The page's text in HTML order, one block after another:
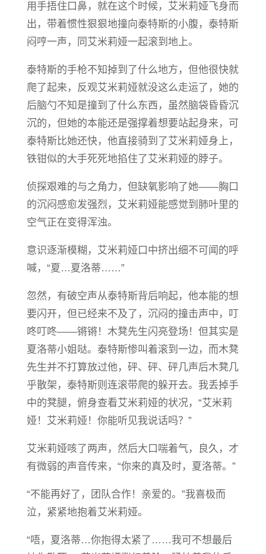
用手捂住口鼻，就在这个时候，艾米莉娅飞身而
出，带着惯性狠狠地撞向泰特斯的小腹，泰特斯
闷哼一声，同艾米莉娅一起滚到地上。
泰特斯的手枪不知掉到了什么地方，但他很快就
爬了起来，反观艾米莉娅就没这么走运了，她的
后脑勺不知是撞到了什么东西，虽然脑袋昏昏沉
沉的，但她的本能还是强撑着想要站起身来，可
泰特斯比她还快，他直接骑到了艾米莉娅身上，
铁钳似的大手死死地掐住了艾米莉娅的脖子。
侦探艰难的与之角力，但缺氧影响了她——胸口
的沉闷感愈发强烈，艾米莉娅能感觉到肺叶里的
空气正在变得浑浊。
意识逐渐模糊，艾米莉娅口中挤出细不可闻的呼
喊，“夏…夏洛蒂……”
忽然，有破空声从泰特斯背后响起，他本能的想
要闪开，但已经来不及了，沉闷的撞击声中，叮
咚叮咚——锵锵！木凳先生闪亮登场！但其实是
夏洛蒂小姐哒。泰特斯惨叫着滚到一边，而木凳
先生并不打算放过他，砰、砰、砰几声后木凳几
乎散架，泰特斯则连滚带爬的躲开去。我丢掉手
中的凳腿，俯身查看艾米莉娅的状况，“艾米莉
娅！艾米莉娅！你能听见我说话吗？”
艾米莉娅咳了两声，然后大口喘着气，良久，才
有微弱的声音传来，“你来的真及时，夏洛蒂。”
“不能再好了，团队合作！亲爱的。”我喜极而
泣，紧紧地抱着艾米莉娅。
“唔，夏洛蒂…你抱得太紧了……我可不想最后